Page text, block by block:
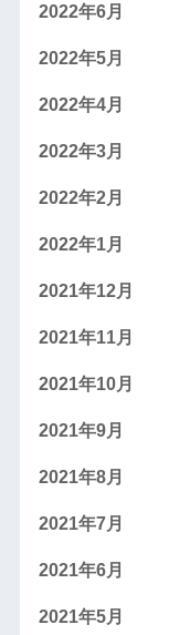
2022年6月
2022年5月
2022年4月
2022年3月
2022年2月
2022年1月
2021年12月
2021年11月
2021年10月
2021年9月
2021年8月
2021年7月
2021年6月
2021年5月